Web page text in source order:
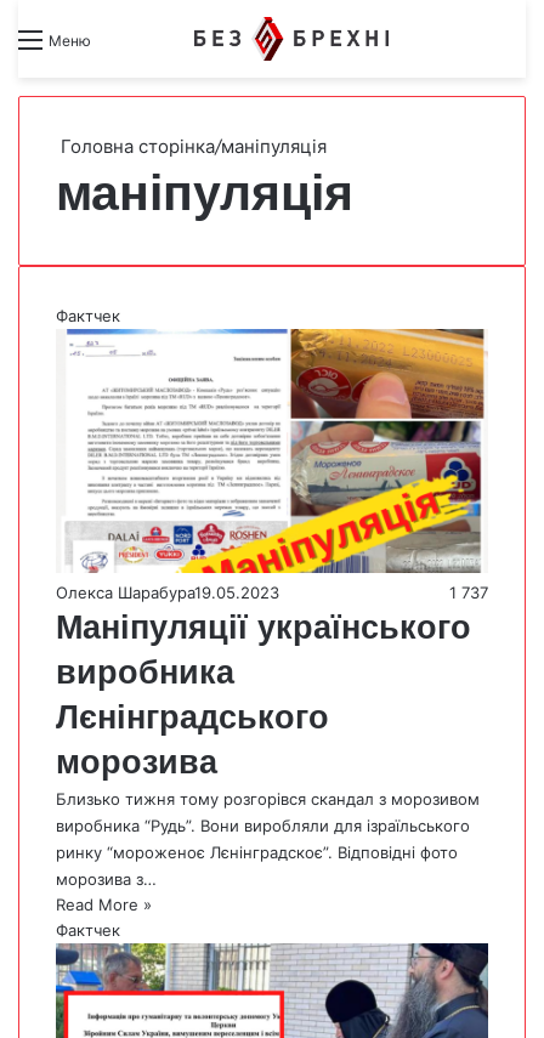
Меню Search forSwitch skin
Головна сторінка/маніпуляція
маніпуляція
Фактчек
Олекса Шарабура19.05.2023 1 737
Маніпуляції українського
виробника
Лєнінградського
морозива
Близько тижня тому розгорівся скандал з морозивом
виробника “Рудь”. Вони виробляли для ізраїльського
ринку “мороженоє Лєнінградскоє”. Відповідні фото
морозива з…
Read More »
Фактчек